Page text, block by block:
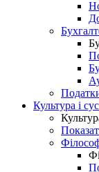
Культура і